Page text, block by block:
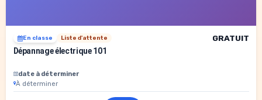
En classe Liste d'attente
GRATUIT
Dépannage électrique 101
date à déterminer
À déterminer